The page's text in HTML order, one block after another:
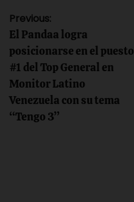
Navegación
de
entradas
Previous:
El Pandaa logra
posicionarse en el puesto
#1 del Top General en
Monitor Latino
Venezuela con su tema
“Tengo 3”